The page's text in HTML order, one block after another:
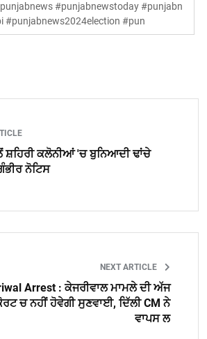
#punjabnewstoday #punjabn
#punjabnews2024election #pun
ਸ਼ਹਿਰੀ ਕਲੋਨੀਆਂ 'ਚ ਬੁਨਿਆਦੀ ਢਾਂਚੇ
ਨੋਟਿਸ
NEXT ARTICLE
Arrest : ਕੇਜਰੀਵਾਲ ਮਾਮਲੇ ਦੀ ਅੱਜ
ਚ ਨਹੀਂ ਹੋਵੇਗੀ ਸੁਣਵਾਈ, ਦਿੱਲੀ CM ਨੇ
ਵਾਪਸ ਲ